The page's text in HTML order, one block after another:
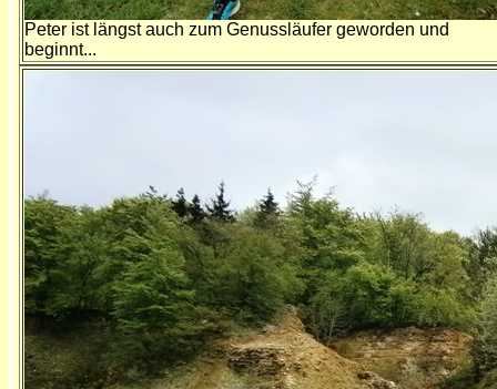
Peter ist längst auch zum Genussläufer geworden und
beginnt...